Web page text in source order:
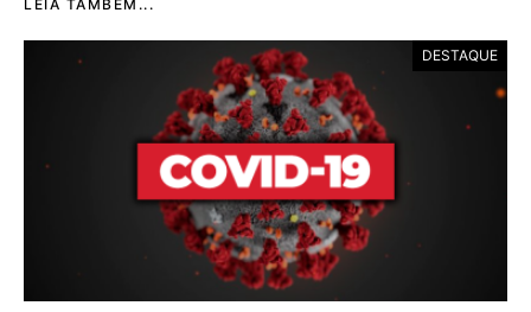
LEIA TAMBÉM...
DESTAQUE